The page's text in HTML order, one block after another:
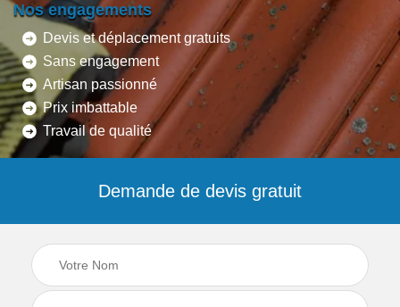
Nos engagements
Devis et déplacement gratuits
Sans engagement
Artisan passionné
Prix imbattable
Travail de qualité
Demande de devis gratuit